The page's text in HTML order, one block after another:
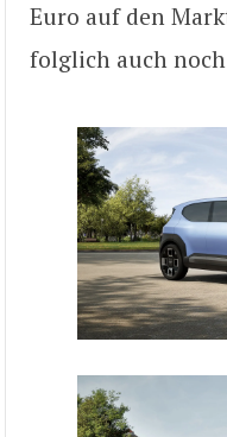
Euro auf den
folglich auch